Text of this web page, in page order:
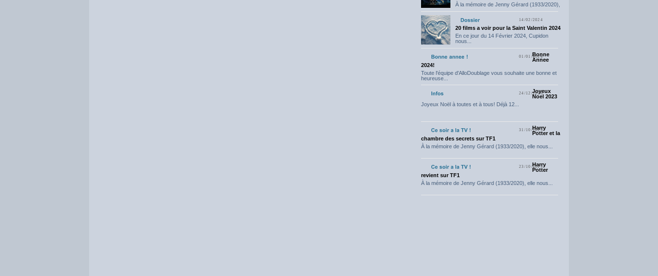
À la mémoire de Jenny Gérard (1933/2020),
14/02/2024
20 films a voir pour la Saint Valentin 2024
En ce jour du 14 Février 2024, Cupidon
nous...
01/01/2024
Bonne
Annee
2024!
Toute l'équipe d'AlloDoublage vous souhaite une bonne et
heureuse...
24/12/2023
Joyeux
Noel 2023
Joyeux Noël à toutes et à tous! Déjà 12...
31/10/2023
Harry
Potter et la
chambre des secrets sur TF1
À la mémoire de Jenny Gérard (1933/2020), elle nous...
23/10/2023
Harry
Potter
revient sur TF1
À la mémoire de Jenny Gérard (1933/2020), elle nous...